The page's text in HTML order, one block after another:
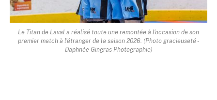
Le Titan de Laval a réalisé toute une remontée à l'occasion de son
premier match à l'étranger de la saison 2026. (Photo gracieuseté -
Daphnée Gingras Photographie)